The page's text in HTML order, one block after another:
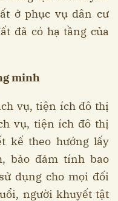
ở phục vụ dân cư
đã có hạ tầng của
minh
vụ, tiện ích đô thị
vụ, tiện ích đô thị
kế theo hướng lấy
bảo đảm tính bao
dụng cho mọi đối
người khuyết tật